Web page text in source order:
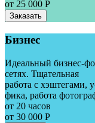
от 25 000 Р
Заказать
Бизнес
Идеальный бизнес-
сетях. Тщательная
работа с хэштегами,
фика, работа
от 20 часов
от 30 000 Р